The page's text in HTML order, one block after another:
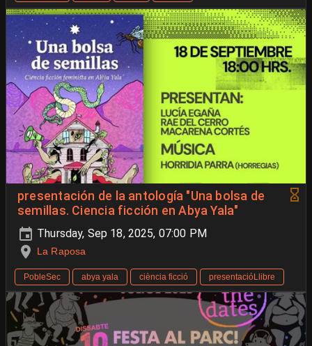
presentación de la antología "Una bolsa de
semillas. Ciencia ficción en Abya Yala"
Thursday, Sep 18, 2025, 07:00 PM
La Raposa
PobleSec abya yala ciència ficció presentacióLlibre